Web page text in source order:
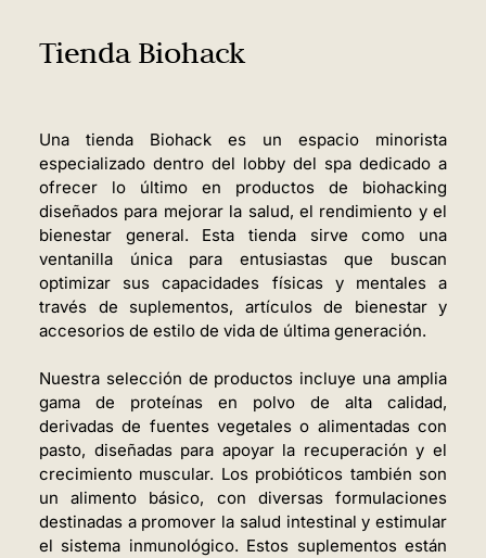
Tienda Biohack
Una tienda Biohack es un espacio minorista
especializado dentro del lobby del spa dedicado a
ofrecer lo último en productos de biohacking
diseñados para mejorar la salud, el rendimiento y el
bienestar general. Esta tienda sirve como una
ventanilla única para entusiastas que buscan
optimizar sus capacidades físicas y mentales a
través de suplementos, artículos de bienestar y
accesorios de estilo de vida de última generación.
Nuestra selección de productos incluye una amplia
gama de proteínas en polvo de alta calidad,
derivadas de fuentes vegetales o alimentadas con
pasto, diseñadas para apoyar la recuperación y el
crecimiento muscular. Los probióticos también son
un alimento básico, con diversas formulaciones
destinadas a promover la salud intestinal y estimular
el sistema inmunológico. Estos suplementos están